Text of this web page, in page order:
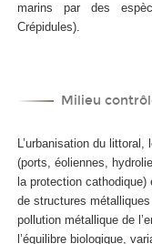
marins par des
Crépidules).
Milieu
L’urbanisation du
(ports, éoliennes,
la protection
de structures
pollution métallique de
l’équilibre biologique,